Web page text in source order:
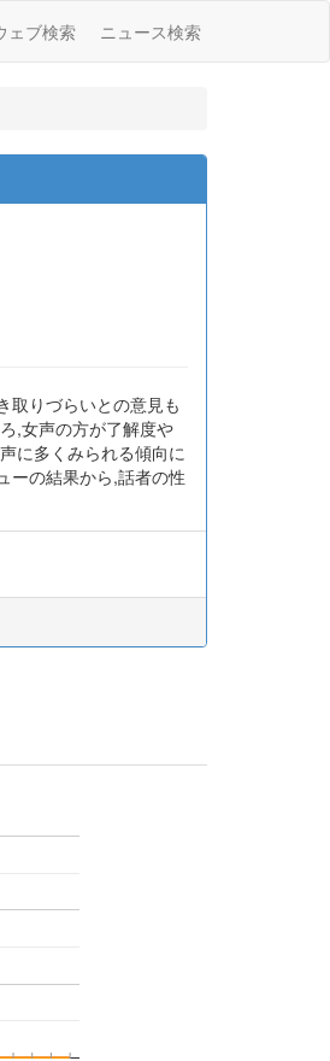
ェブ検索 ニュース検索
取りづらいとの意見も
,女声の方が了解度や
に多くみられる傾向に
ーの結果から,話者の性